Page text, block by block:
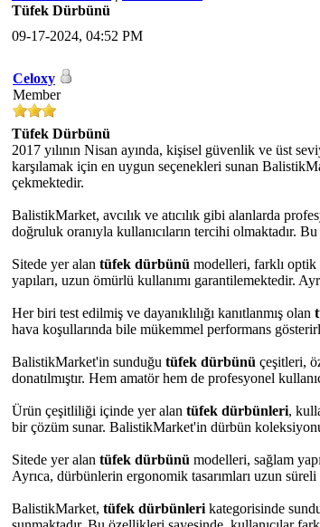
Tüfek Dürbünü
09-17-2024, 04:52 PM
Celoxy
Member
Tüfek Dürbünü
2017 yılının Nisan ayında, kişisel güvenlik ve üst
karşılamak için en uygun seçenekleri sunan
çekmektedir.
BalistikMarket, avcılık ve atıcılık gibi alanlarda
doğruluk oranıyla kullanıcıların tercihi olmaktadır.
Sitede yer alan tüfek dürbünü modelleri, farklı optik
yapıları, uzun ömürlü kullanımı garantilemektedir.
Her biri test edilmiş ve dayanıklılığı kanıtlanmış olan
hava koşullarında bile mükemmel performans
BalistikMarket'in sunduğu tüfek dürbünü çeşitleri,
donatılmıştır. Hem amatör hem de profesyonel
Ürün çeşitliliği içinde yer alan tüfek dürbünleri,
bir çözüm sunar. BalistikMarket'in dürbün
Sitede yer alan tüfek dürbünü modelleri, sağlam
Ayrıca, dürbünlerin ergonomik tasarımları uzun
BalistikMarket, tüfek dürbünleri kategorisinde